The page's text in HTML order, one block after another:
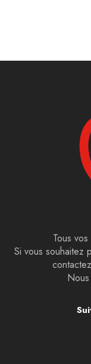
Tous
Si vous souhaitez